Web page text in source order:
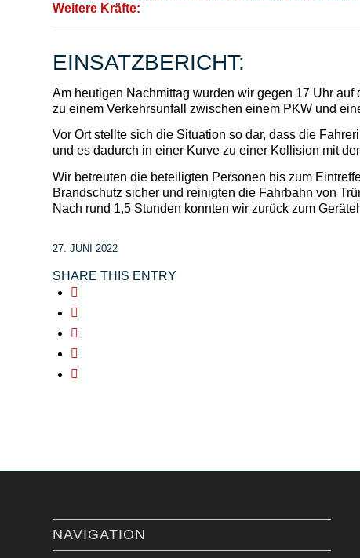
Weitere Kräfte:
EINSATZBERICHT:
Am heutigen Nachmittag wurden wir gegen 17 Uhr
zu einem Verkehrsunfall zwischen einem PKW und
Vor Ort stellte sich die Situation so dar, dass die
und es dadurch in einer Kurve zu einer Kollision mit
Wir betreuten die beteiligten Personen bis zum
Brandschutz sicher und reinigten die Fahrbahn von
Nach rund 1,5 Stunden konnten wir zurück zum
27. JUNI 2022
SHARE THIS ENTRY
NAVIGATION